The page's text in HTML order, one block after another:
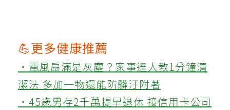
💪更多健康推薦
‧電風扇滿是灰塵？家事達人教1分鐘清
潔法 多加一物還能防髒汙附著
‧45歲男存2千萬提早退休 接信用卡公司